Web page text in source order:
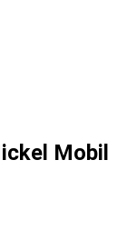
Mobil